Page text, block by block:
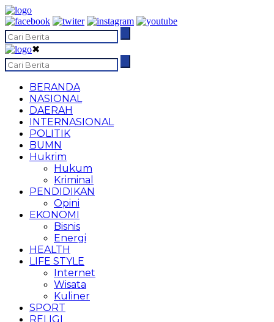
✖
BERANDA
NASIONAL
DAERAH
INTERNASIONAL
POLITIK
BUMN
Hukrim
Hukum
Kriminal
PENDIDIKAN
Opini
EKONOMI
Bisnis
Energi
HEALTH
LIFE STYLE
Internet
Wisata
Kuliner
SPORT
RELIGI